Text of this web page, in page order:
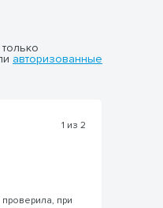
авторизованные
1 из 2
при